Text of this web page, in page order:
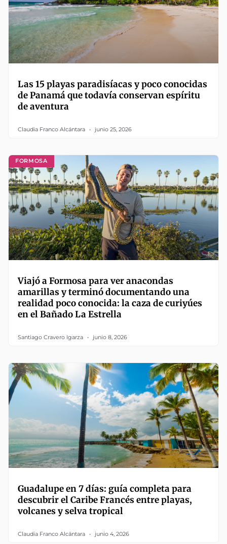
Las 15 playas paradisíacas y poco conocidas
de Panamá que todavía conservan espíritu
de aventura
Claudia Franco Alcántara junio 25, 2026
FORMOSA
Viajó a Formosa para ver anacondas
amarillas y terminó documentando una
realidad poco conocida: la caza de curiyúes
en el Bañado La Estrella
Santiago Cravero Igarza junio 8, 2026
Guadalupe en 7 días: guía completa para
descubrir el Caribe Francés entre playas,
volcanes y selva tropical
Claudia Franco Alcántara junio 4, 2026